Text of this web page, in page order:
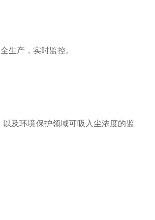
生产，实时监控。
及环境保护领域可吸入尘浓度的监